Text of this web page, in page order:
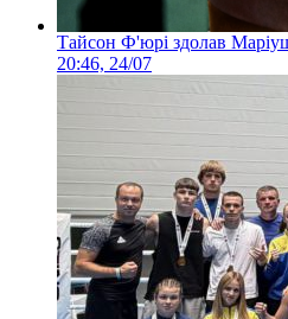
Тайсон Ф'юрі здолав
20:46, 24/07